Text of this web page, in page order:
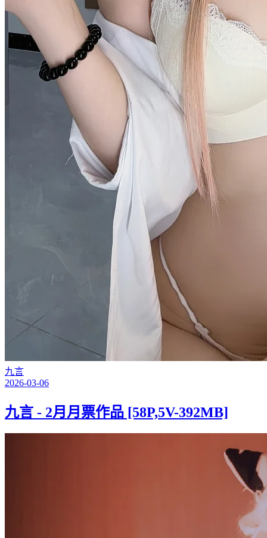
九言
2026-03-06
九言 - 2月月票作品 [58P,5V-392MB]